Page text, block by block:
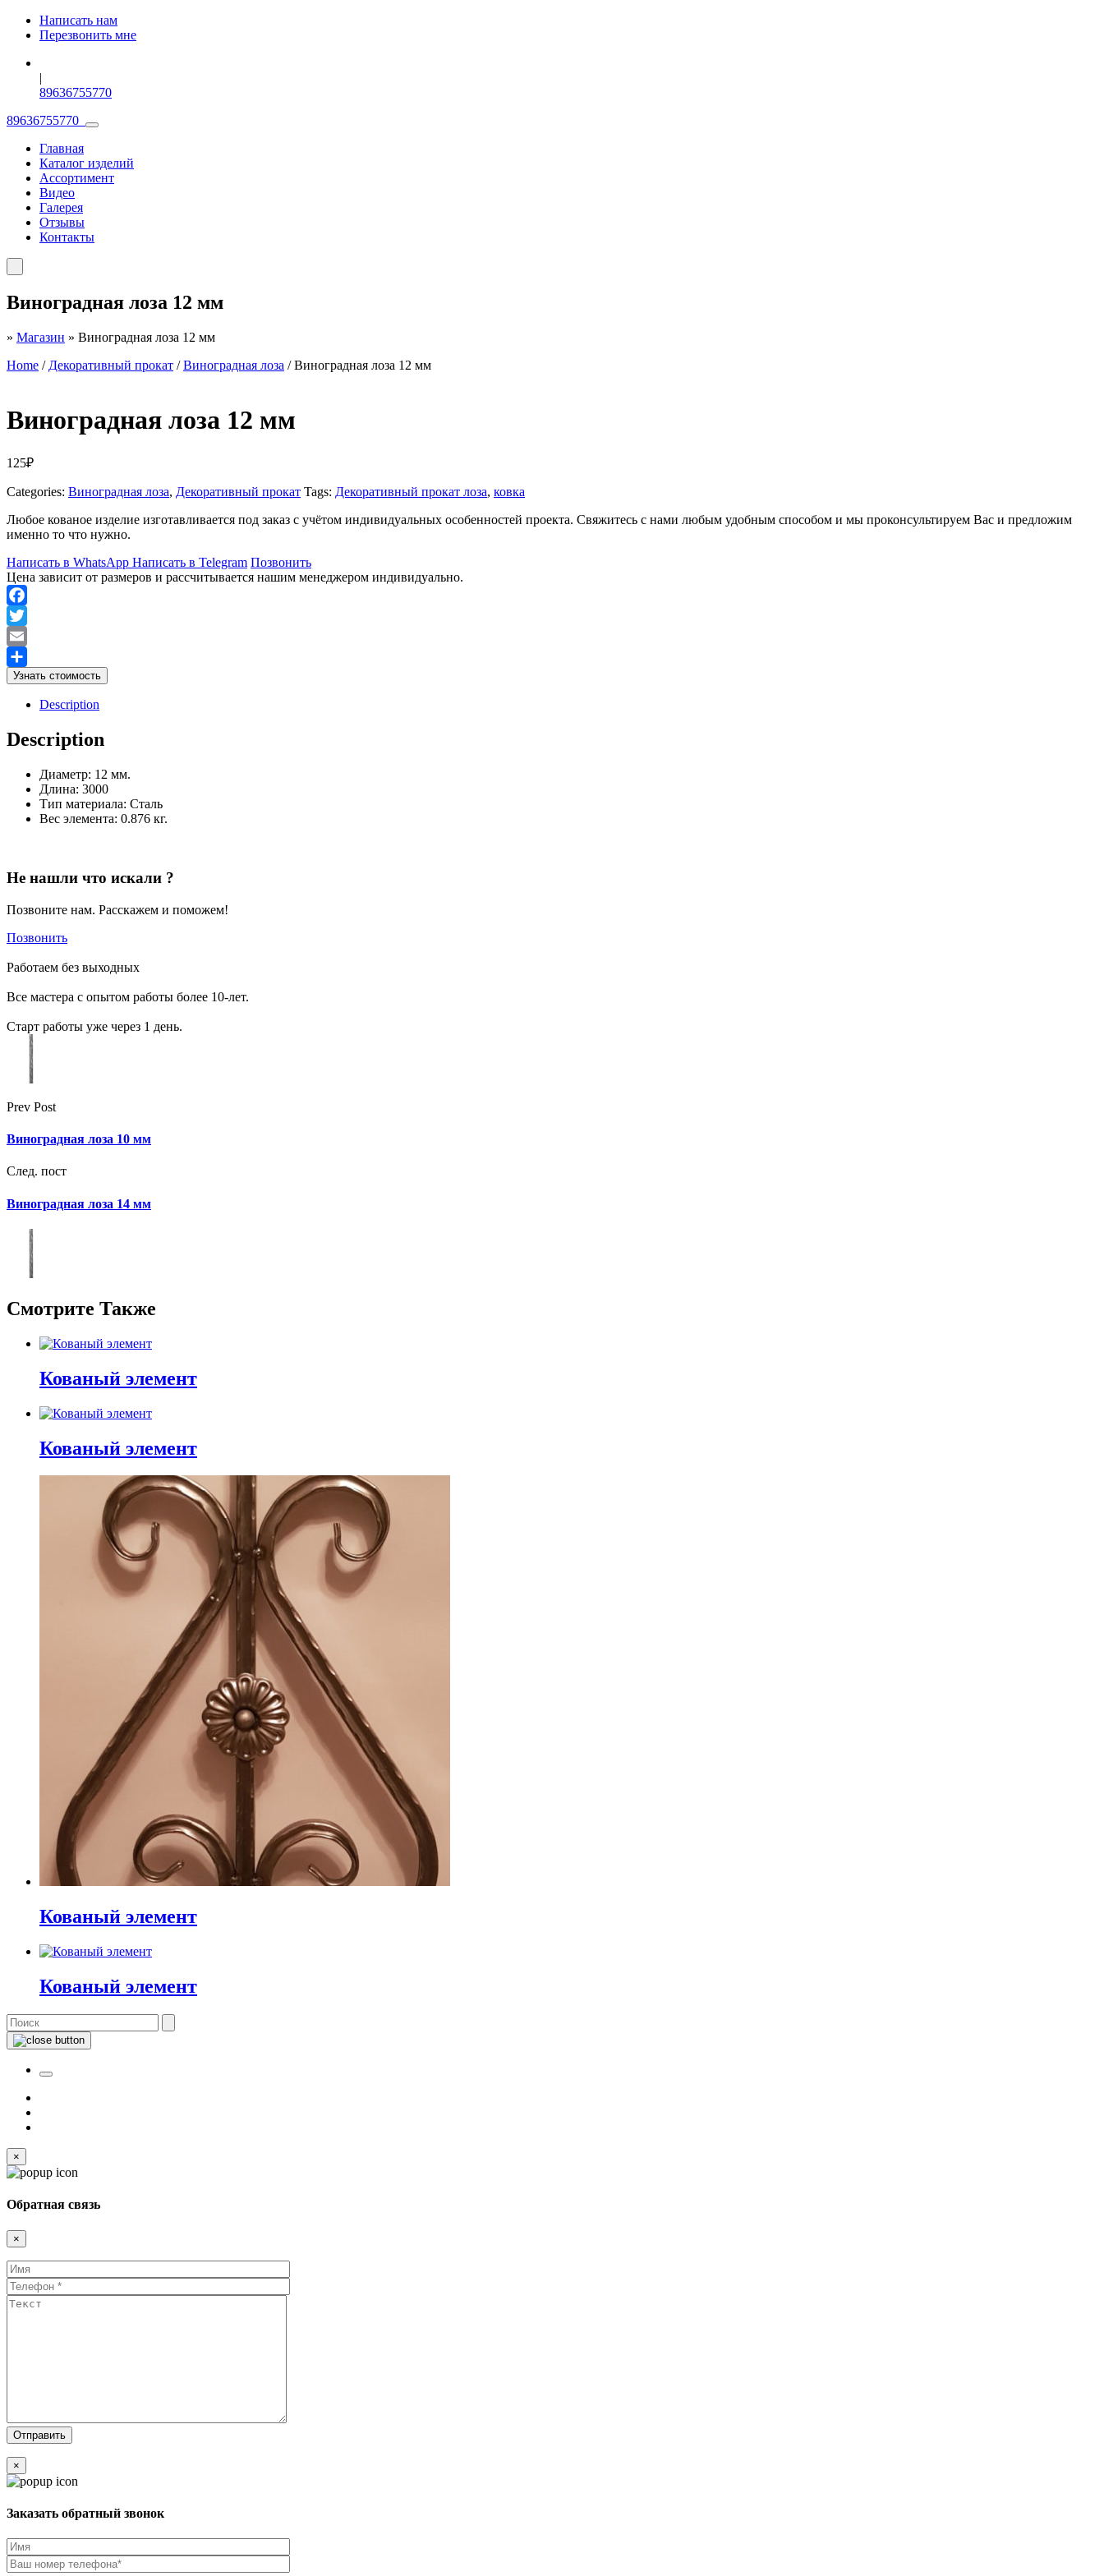
Написать нам
Перезвонить мне
|
89636755770
89636755770
Главная
Каталог изделий
Ассортимент
Видео
Галерея
Отзывы
Контакты
Виноградная лоза 12 мм
» Магазин » Виноградная лоза 12 мм
Home / Декоративный прокат /Виноградная лоза / Виноградная лоза 12 мм
Виноградная лоза 12 мм
125₽
Categories: Виноградная лоза, Декоративный прокат Tags: Декоративный прокат лоза, ковка
Любое кованое изделие изготавливается под заказ с учётом индивидуальных особенностей проекта. Свяжитесь с нами любым удобным способом и мы проконсультируем Вас и предложим
именно то что нужно.
Написать в WhatsApp Написать в Telegram Позвонить
Цена зависит от размеров и рассчитывается нашим менеджером индивидуально.
Facebook
Twitter
Email
Отправить
Узнать стоимость
Description
Description
Диаметр: 12 мм.
Длина: 3000
Тип материала: Сталь
Вес элемента: 0.876 кг.
Не нашли что искали ?
Позвоните нам. Расскажем и поможем!
Позвонить
Работаем без выходных
Все мастера с опытом работы более 10-лет.
Старт работы уже через 1 день.
Prev Post
Виноградная лоза 10 мм
След. пост
Виноградная лоза 14 мм
Смотрите Также
Кованый элемент
Кованый элемент
Кованый элемент
Кованый элемент
×
Обратная связь
×
×
Заказать обратный звонок